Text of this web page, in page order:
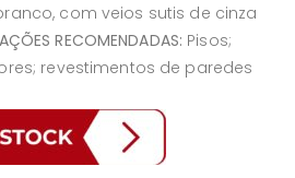
com veios sutis de cinza
RECOMENDADAS: Pisos;
revestimentos de paredes